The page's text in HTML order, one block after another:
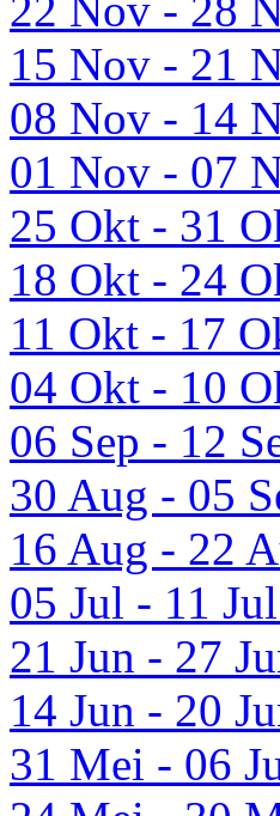
15 Nov - 21
08 Nov - 14
01 Nov - 07
25 Okt - 31
18 Okt - 24
11 Okt - 17
04 Okt - 10
06 Sep - 12
30 Aug - 05
16 Aug - 22
05 Jul - 11
21 Jun - 27
14 Jun - 20
31 Mei - 06